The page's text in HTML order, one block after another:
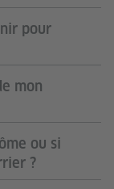
pour
mon
ou si
?